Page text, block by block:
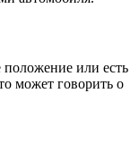
положение или есть
может говорить о